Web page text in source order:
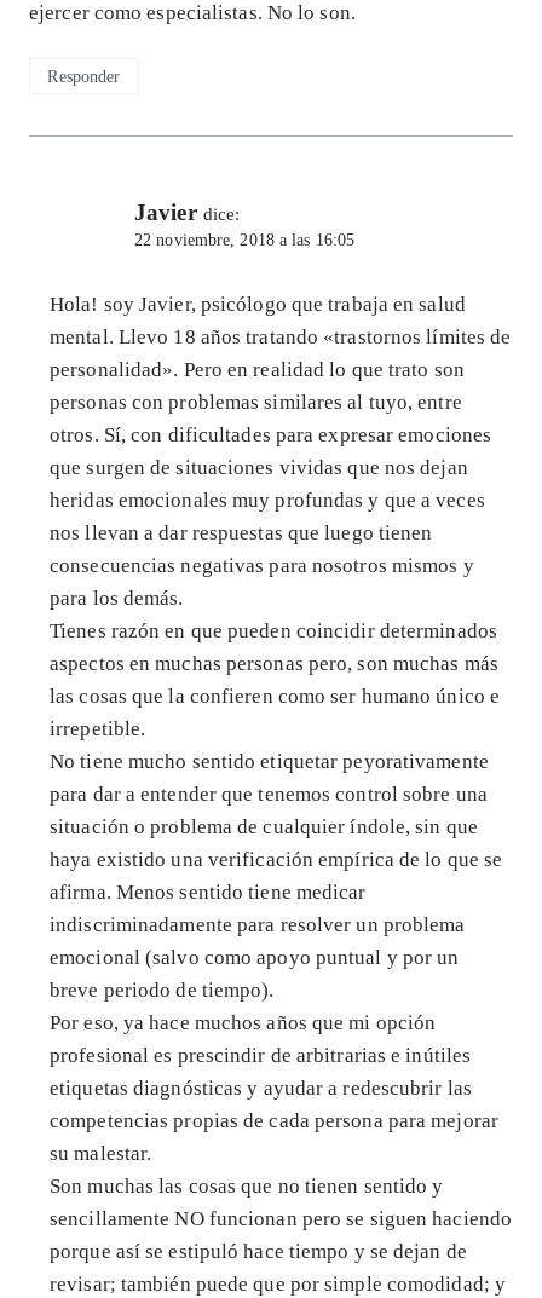
ejercer como especialistas. No lo son.
Responder
Javier dice:
22 noviembre, 2018 a las 16:05
Hola! soy Javier, psicólogo que trabaja en salud
mental. Llevo 18 años tratando «trastornos límites de
personalidad». Pero en realidad lo que trato son
personas con problemas similares al tuyo, entre
otros. Sí, con dificultades para expresar emociones
que surgen de situaciones vividas que nos dejan
heridas emocionales muy profundas y que a veces
nos llevan a dar respuestas que luego tienen
consecuencias negativas para nosotros mismos y
para los demás.
Tienes razón en que pueden coincidir determinados
aspectos en muchas personas pero, son muchas más
las cosas que la confieren como ser humano único e
irrepetible.
No tiene mucho sentido etiquetar peyorativamente
para dar a entender que tenemos control sobre una
situación o problema de cualquier índole, sin que
haya existido una verificación empírica de lo que se
afirma. Menos sentido tiene medicar
indiscriminadamente para resolver un problema
emocional (salvo como apoyo puntual y por un
breve periodo de tiempo).
Por eso, ya hace muchos años que mi opción
profesional es prescindir de arbitrarias e inútiles
etiquetas diagnósticas y ayudar a redescubrir las
competencias propias de cada persona para mejorar
su malestar.
Son muchas las cosas que no tienen sentido y
sencillamente NO funcionan pero se siguen haciendo
porque así se estipuló hace tiempo y se dejan de
revisar; también puede que por simple comodidad; y